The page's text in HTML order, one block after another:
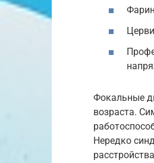
Фокальные
возраста.
Нередко